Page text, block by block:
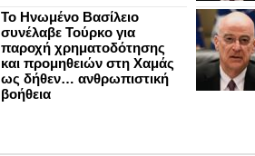
Το Ηνωμένο Βασίλειο
συνέλαβε Τούρκο για
παροχή χρηματοδότησης
και προμηθειών στη Χαμάς
ως δήθεν… ανθρωπιστική
βοήθεια